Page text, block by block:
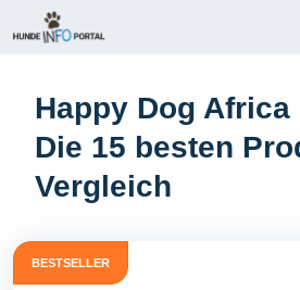
Inhalt
Happy Dog Africa
Die 15 besten
Vergleich
BESTSELLER